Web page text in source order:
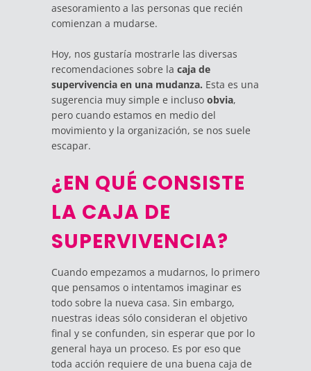
asesoramiento a las personas que recién
comienzan a mudarse.
Hoy, nos gustaría mostrarle las diversas
recomendaciones sobre la caja de
supervivencia en una mudanza. Esta es una
sugerencia muy simple e incluso obvia,
pero cuando estamos en medio del
movimiento y la organización, se nos suele
escapar.
¿EN QUÉ CONSISTE
LA CAJA DE
SUPERVIVENCIA?
Cuando empezamos a mudarnos, lo primero
que pensamos o intentamos imaginar es
todo sobre la nueva casa. Sin embargo,
nuestras ideas sólo consideran el objetivo
final y se confunden, sin esperar que por lo
general haya un proceso. Es por eso que
toda acción requiere de una buena caja de